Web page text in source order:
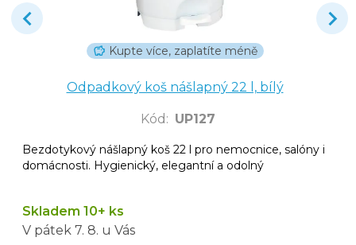
Kupte více, zaplatíte méně
Odpadkový koš nášlapný 22 l, bílý
Kód : UP127
Bezdotykový nášlapný koš 22 l pro nemocnice, salóny i
domácnosti. Hygienický, elegantní a odolný
Skladem 10+ ks
V pátek 7. 8. u Vás